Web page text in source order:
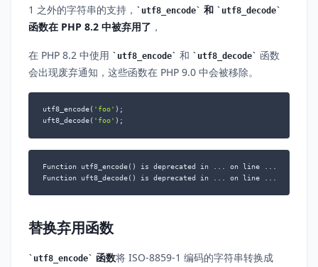
1 之外的字符串的支持，
utf8_encode 和 utf8_decode
函数在 PHP 8.2 中被弃用了 ，
在 PHP 8.2 中使用 utf8_encode 和 utf8_decode
函数
会出现废弃通知，这些函数在 PHP 9.0 中会被移除。
utf8_encode( 'foo' );
uft8_decode( 'foo' );
Function utf8_encode() is deprecated in ... on line ...
Function uft8_decode() is deprecated in ... on line ...
替换弃用函数
utf8_encode 函数将 ISO-8859-1 编码的字符串转换成